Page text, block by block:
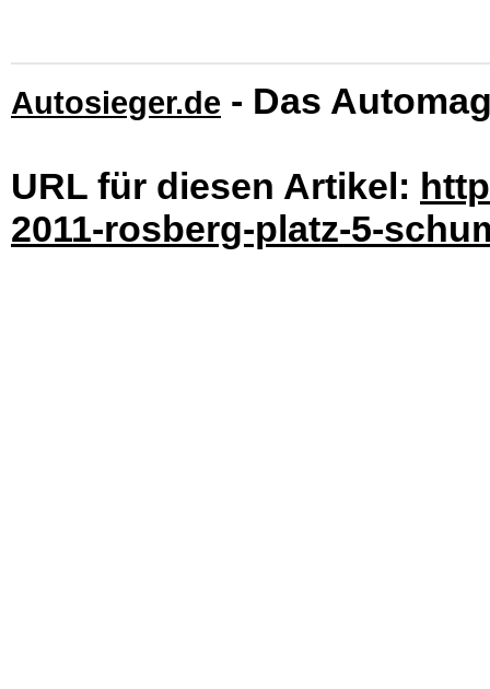
Autosieger.de - Das
URL für diesen Artikel:
2011-rosberg-platz-5-